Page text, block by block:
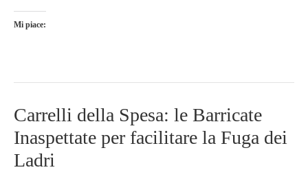
Mi piace:
Carrelli della Spesa: le Barricate
Inaspettate per facilitare la Fuga dei
Ladri